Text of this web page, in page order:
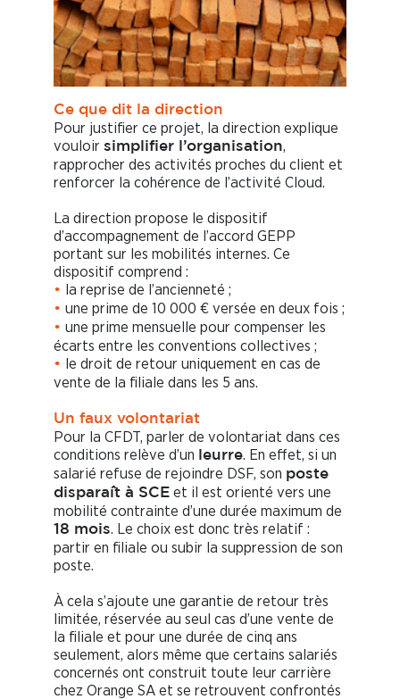
Ce que dit la direction
Pour justifier ce projet, la direction explique
vouloir simplifier l’organisation,
rapprocher des activités proches du client et
renforcer la cohérence de l’activité Cloud.
La direction propose le dispositif
d’accompagnement de l’accord GEPP
portant sur les mobilités internes. Ce
dispositif comprend :
• la reprise de l’ancienneté ;
• une prime de 10 000 € versée en deux fois ;
• une prime mensuelle pour compenser les
écarts entre les conventions collectives ;
•
le droit de retour uniquement en cas de
vente de la filiale dans les 5 ans.
Un faux volontariat
Pour la CFDT, parler de volontariat dans ces
conditions relève d’un
leurre. En effet, si un
salarié refuse de rejoindre DSF, son poste
disparaît à SCE et il est orienté vers une
mobilité contrainte d’une durée maximum de
18 mois. Le choix est donc très relatif :
partir en filiale ou subir la suppression de son
poste.
À cela s’ajoute une garantie de retour très
limitée, réservée au seul cas d’une vente de
la filiale et pour une durée de cinq ans
seulement, alors même que certains salariés
concernés ont construit toute leur carrière
chez Orange SA et se retrouvent confrontés